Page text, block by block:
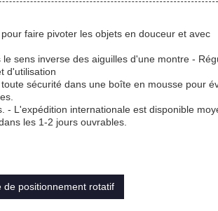
faire pivoter les objets en douceur et avec
sens inverse des aiguilles d'une montre -
d'utilisation
sécurité dans une boîte en mousse pour
- L'expédition internationale est disponible
les 1-2 jours ouvrables.
de positionnement rotatif